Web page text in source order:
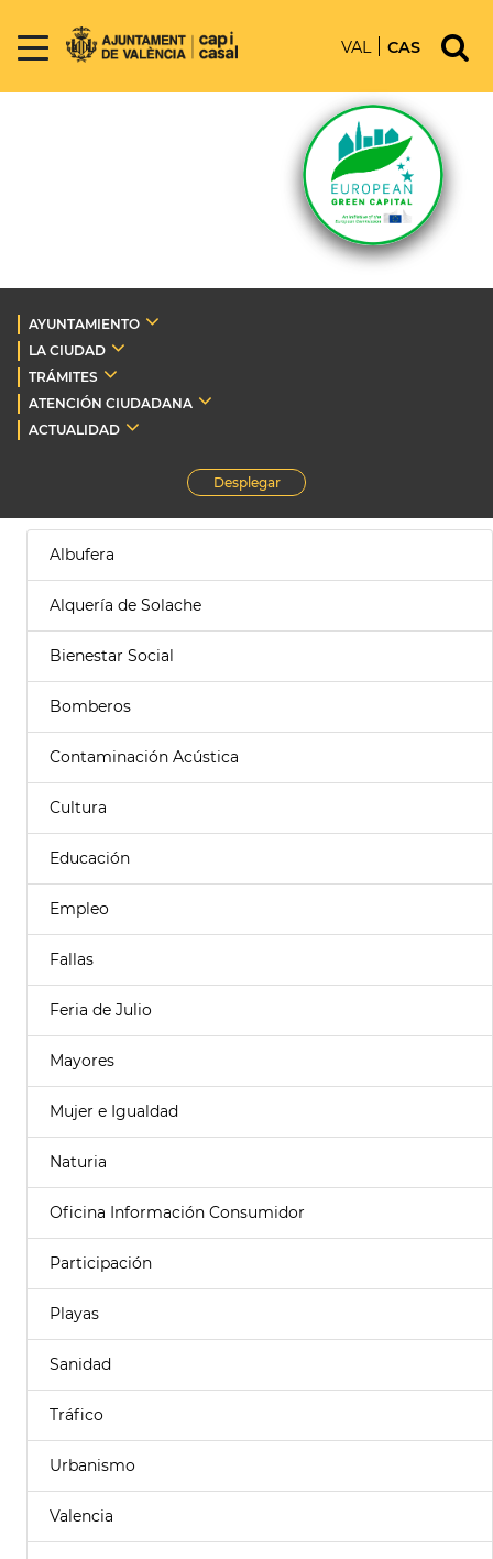
VAL CAS
AYUNTAMIENTO
LA CIUDAD
TRÁMITES
ATENCIÓN CIUDADANA
ACTUALIDAD
Desplegar
Albufera
Alquería de Solache
Bienestar Social
Bomberos
Contaminación Acústica
Cultura
Educación
Empleo
Fallas
Feria de Julio
Mayores
Mujer e Igualdad
Naturia
Oficina Información Consumidor
Participación
Playas
Sanidad
Tráfico
Urbanismo
Valencia